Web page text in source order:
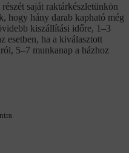
saját raktárkészletünkön
hogy hány darab kapható még
kiszállítási időre, 1–3
esetben, ha a kiválasztott
5–7 munkanap a házhoz